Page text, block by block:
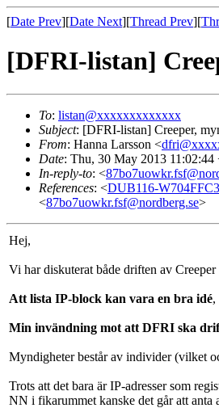
[Date Prev][Date Next][Thread Prev][
[DFRI-listan]
To: listan@xxxxxxxxxxxxx
Subject: [DFRI-listan] Creeper,
From: Hanna Larsson <
Date: Thu, 30 May 2013 11:02:44
In-reply-to: <
References: <DUB116-
<87bo7uowkr.fsf@nordberg.se>
Hej,
Vi har diskuterat både driften av
Att lista IP-block kan vara en bra idé,
Min invändning mot att DFRI ska
Myndigheter består av individer (vilket
Trots att det bara är IP-adresser som
NN i fikarummet kanske det går att anta